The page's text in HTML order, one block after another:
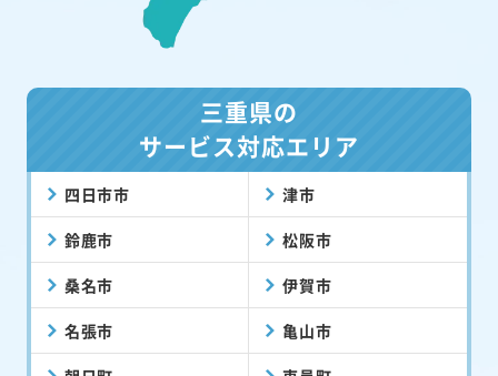
三重県の
サービス対応エリア
四日市市 津市
鈴鹿市 松阪市
桑名市 伊賀市
名張市 亀山市